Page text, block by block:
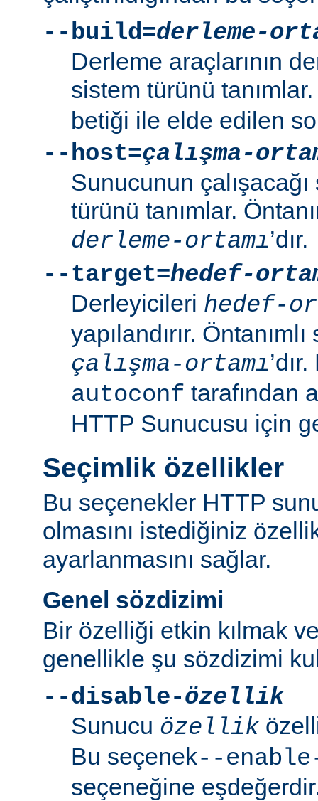
--build=derleme-
Derleme araçlarının
sistem türünü
betiği ile elde edilen
--host=çalışma-
Sunucunun
türünü tanımlar.
derleme-ortamı’dır.
--target=hedef-
Derleyicileri hedef-
yapılandırır.
çalışma-ortamı
autoconf tarafından
HTTP Sunucusu için
Seçimlik özellikler
Bu seçenekler HTTP
olmasını istediğiniz
ayarlanmasını sağlar.
Genel sözdizimi
Bir özelliği etkin kılmak
genellikle şu sözdizimi
--disable-özellik
Sunucu özellik
Bu seçenek--
seçeneğine